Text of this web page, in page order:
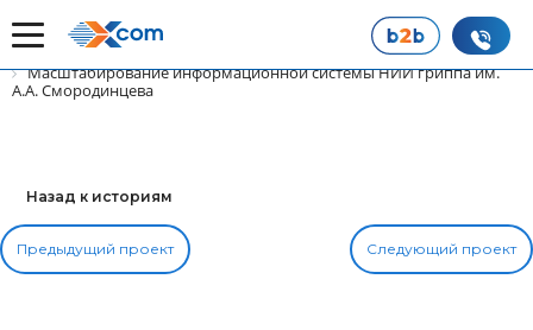
Главная
Наши истории успеха
Масштабирование информационной системы НИИ гриппа им.
А.А. Смородинцева
Назад к историям
Предыдущий проект Следующий проект